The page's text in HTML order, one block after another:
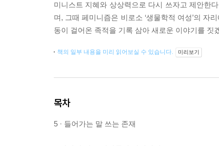
미니스트 지혜와 상상력으로 다시 쓰자고 제안한
며, 그때 페미니즘은 비로소 ‘생물학적 여성’의
동이 걸어온 족적을 기록 삼아 새로운 이야기를 짓
책의 일부 내용을 미리 읽어보실 수 있습니다. 미리보기
목차
5 · 들어가는 말 쓰는 존재